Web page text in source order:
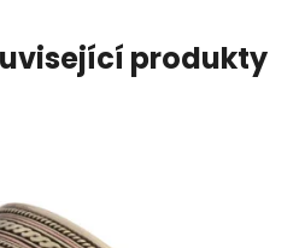
produkty